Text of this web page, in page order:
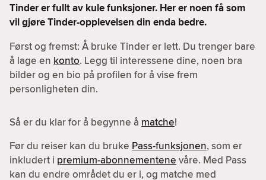
Tinder er fullt av kule funksjoner. Her er noen få som
vil gjøre Tinder-opplevelsen din enda bedre.
Først og fremst: Å bruke Tinder er lett. Du trenger bare
å lage en konto. Legg til interessene dine, noen bra
bilder og en bio på profilen for å vise frem
personligheten din.
Så er du klar for å begynne å matche!
Før du reiser kan du bruke Pass-funksjonen, som er
inkludert i premium-abonnementene våre. Med Pass
kan du endre området du er i, og matche med